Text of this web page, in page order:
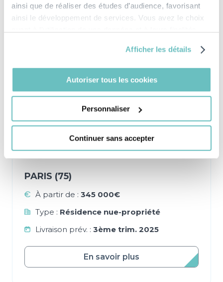
ainsi que de réaliser des études d’audience, favorisant
ainsi le développement de services. Vous avez le choix
tout moment en consultant la Déclaration relative aux
Si vous le permettez, nous aimerions également :
géographique qui peuvent être précises à plusieurs
mètres près
Identifier votre appareil en l'analysant activement
pour en relever les caractéristiques spécifiques
Pour en savoir plus sur le traitement de vos données
personnelles et définir vos préférences, reportez-vous à
section « Détails »
votre consentement à tout moment à partir de la
déclaration sur les cookies.
Le Règlement Général sur la Protection des
Données (RGPD) est entré en vigueur le 25 mai
Afficher les détails
Autoriser tous les cookies
Personnaliser
Continuer sans accepter
En savoir plus
NUE-PROPRIÉTÉ
PARIS (75)
À partir de : 345 000€
Type : Résidence nue-propriété
Livraison prév. : 3ème trim. 2025
En savoir plus